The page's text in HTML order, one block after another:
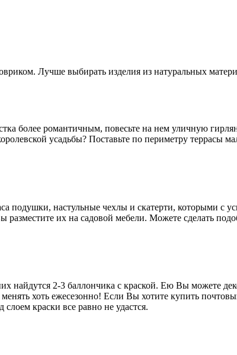
Лучше выбирать изделия из натуральных
более романтичным, повесьте на нем уличную
усадьбы? Поставьте по периметру
подушки, настульные чехлы и скатерти, которыми с
их на садовой мебели. Можете сделать
найдутся 2-3 баллончика с краской. Ею Вы можете
хоть ежесезонно! Если Вы хотите купить
краски все равно не удастся.